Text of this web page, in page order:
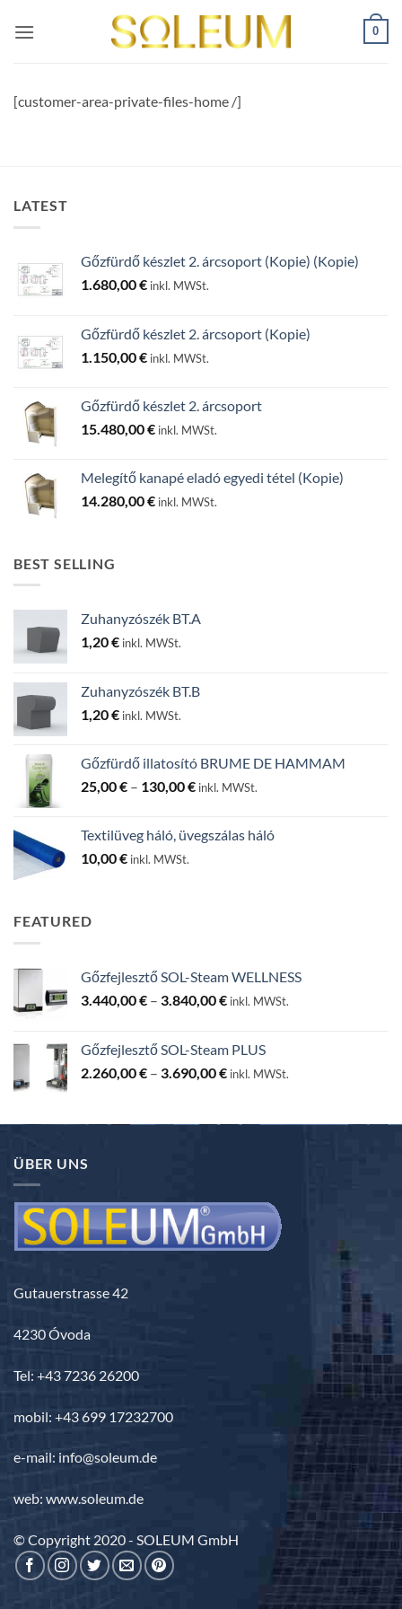
0
[customer-area-private-files-home /]
LATEST
Gőzfürdő készlet 2. árcsoport (Kopie) (Kopie)
1.680,00€ inkl. MWSt.
Gőzfürdő készlet 2. árcsoport (Kopie)
1.150,00€ inkl. MWSt.
Gőzfürdő készlet 2. árcsoport
15.480,00€ inkl. MWSt.
Melegítő kanapé eladó egyedi tétel (Kopie)
14.280,00€ inkl. MWSt.
BEST SELLING
Zuhanyzószék BT.A
1,20€ inkl. MWSt.
Zuhanyzószék BT.B
1,20€ inkl. MWSt.
Gőzfürdő illatosító BRUME DE HAMMAM
25,00€ – 130,00€Ártartomány:
130,00 €
inkl. MWSt.
Textilüveg háló, üvegszálas háló
10,00€ inkl. MWSt.
FEATURED
Gőzfejlesztő SOL-Steam WELLNESS
3.440,00€ – 3.840,00€Ártartomány:
3.840,00 €
inkl. MWSt.
Gőzfejlesztő SOL-Steam PLUS
2.260,00€ – 3.690,00€Ártartomány:
3.690,00 €
inkl. MWSt.
ÜBER UNS
Gutauerstrasse 42
4230 Óvoda
Tel: +43 7236 26200
mobil: +43 699 17232700
e-mail: info@soleum.de
web: www.soleum.de
© Copyright 2020 - SOLEUM GmbH